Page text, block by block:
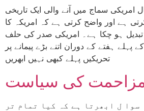
امریکی سماج میں آنے والی ایک تاریخی
ہے اور واضح کرتی ہے کہ امریکہ کا
ہو چکا ہے۔ امریکی صدر کی حلف
پہلے ہفتے کے دوران اتنے بڑے پیمانے پر
تحریکیں پہلے کبھی نہیں ابھریں
کی سیاست
سوا ل ابھرتا ہے کہ کیا تمام تر